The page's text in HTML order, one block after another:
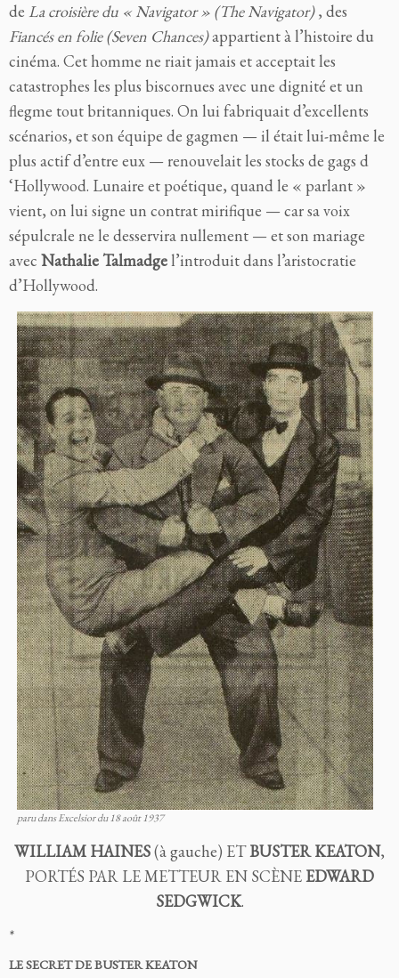
de La croisière du « Navigator » (The Navigator), des
Fiancés en folie (Seven Chances)appartient à l’histoire du
cinéma. Cet homme ne riait jamais et acceptait les
catastrophes les plus biscornues avec une dignité et un
flegme tout britanniques. On lui fabriquait d’excellents
scénarios, et son équipe de gagmen — il était lui-même le
plus actif d’entre eux — renouvelait les stocks de gags d
‘Hollywood. Lunaire et poétique, quand le « parlant »
vient, on lui signe un contrat mirifique — car sa voix
sépulcrale ne le desservira nullement — et son mariage
avec Nathalie Talmadgel’introduit dans l’aristocratie
d’Hollywood.
paru dans Excelsior du 18 août 1937
WILLIAM HAINES(à gauche) ETBUSTER KEATON,
PORTÉS PAR LE METTEUR EN SCÈNEEDWARD
SEDGWICK.
*
LE SECRET DE BUSTER KEATON